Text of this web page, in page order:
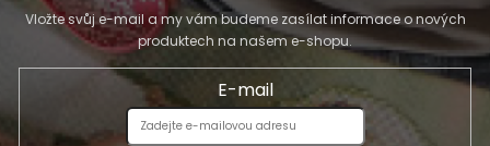
Vložte svůj e-mail a my vám budeme zasílat informace o nových
produktech na našem e-shopu.
E-mail